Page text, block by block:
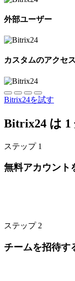
外部ユーザー
カスタムのアクセ
Bitrix24を試す
Bitrix24 は 1
ステップ 1
無料アカウント
ステップ 2
チームを招待す